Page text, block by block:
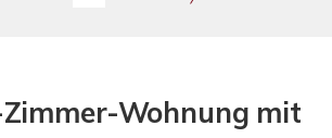
Wohnung mit